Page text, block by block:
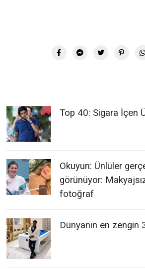
Top 40: Sigara İçen
Okuyun: Ünlüler
görünüyor:
fotoğraf
Dünyanın en zengin